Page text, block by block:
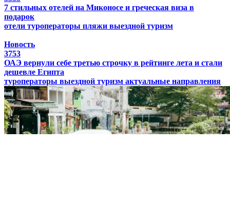
7 стильных отелей на Миконосе и греческая виза в
подарок
отели туроператоры пляжи выездной туризм
Новость
3753
ОАЭ вернули себе третью строчку в рейтинге лета и стали
дешевле Египта
туроператоры выездной туризм актуальные направления